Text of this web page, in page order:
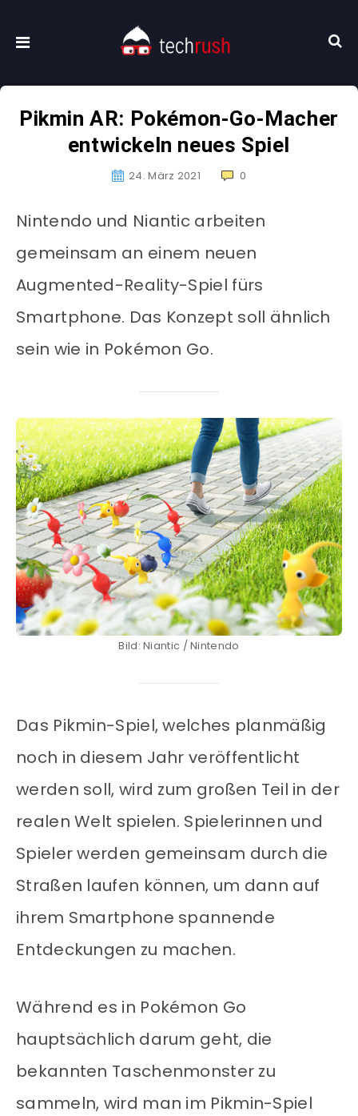
Pikmin AR: Pokémon-Go-Macher
entwickeln neues Spiel
24. März 2021 0
Nintendo und Niantic arbeiten
gemeinsam an einem neuen
Augmented-Reality-Spiel fürs
Smartphone. Das Konzept soll ähnlich
sein wie in Pokémon Go.
Bild: Niantic / Nintendo
Das Pikmin-Spiel, welches planmäßig
noch in diesem Jahr veröffentlicht
werden soll, wird zum großen Teil in der
realen Welt spielen. Spielerinnen und
Spieler werden gemeinsam durch die
Straßen laufen können, um dann auf
ihrem Smartphone spannende
Entdeckungen zu machen.
Während es in Pokémon Go
hauptsächlich darum geht, die
bekannten Taschenmonster zu
sammeln, wird man im Pikmin-Spiel